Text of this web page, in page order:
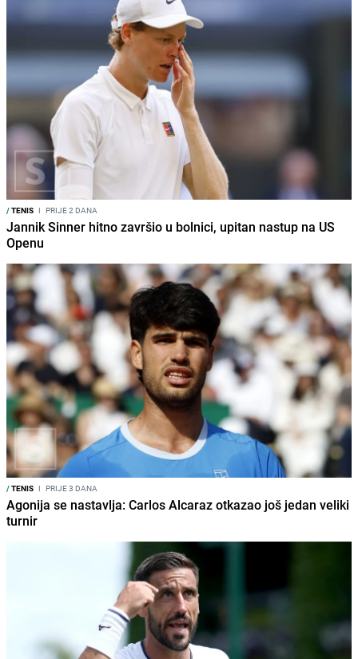
/TENIS I PRIJE 2 DANA
Jannik Sinner hitno završio u bolnici, upitan nastup na US
Openu
/TENIS I PRIJE 3 DANA
Agonija se nastavlja: Carlos Alcaraz otkazao još jedan veliki
turnir